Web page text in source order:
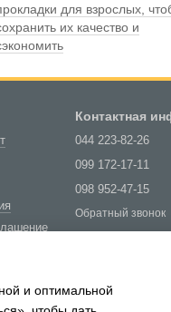
для взрослых,
их качество и
Контактная
044 223-82-26
099 172-17-11
098 952-47-15
Обратный звонок
и оптимальной